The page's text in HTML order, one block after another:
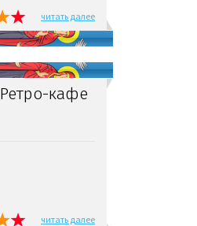
читать далее
Ретро-кафе
читать далее